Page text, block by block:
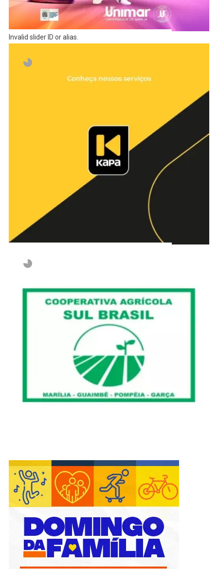
Invalid slider ID or alias.